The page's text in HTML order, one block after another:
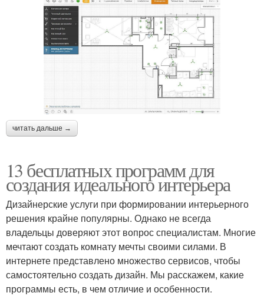
читать дальше →
13 бесплатных программ для
создания идеального интерьера
Дизайнерские услуги при формировании интерьерного
решения крайне популярны. Однако не всегда
владельцы доверяют этот вопрос специалистам. Многие
мечтают создать комнату мечты своими силами. В
интернете представлено множество сервисов, чтобы
самостоятельно создать дизайн. Мы расскажем, какие
программы есть, в чем отличие и особенности.